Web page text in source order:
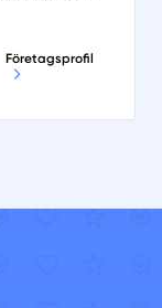
Företagsprofil